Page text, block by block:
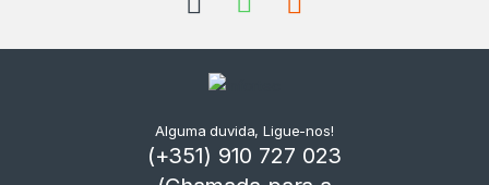
Alguma duvida, Ligue-nos!
(+351) 910 727 023